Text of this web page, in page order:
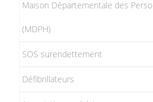
Maison Départementale des
(MDPH)
SOS surendettement
Défibrillateurs